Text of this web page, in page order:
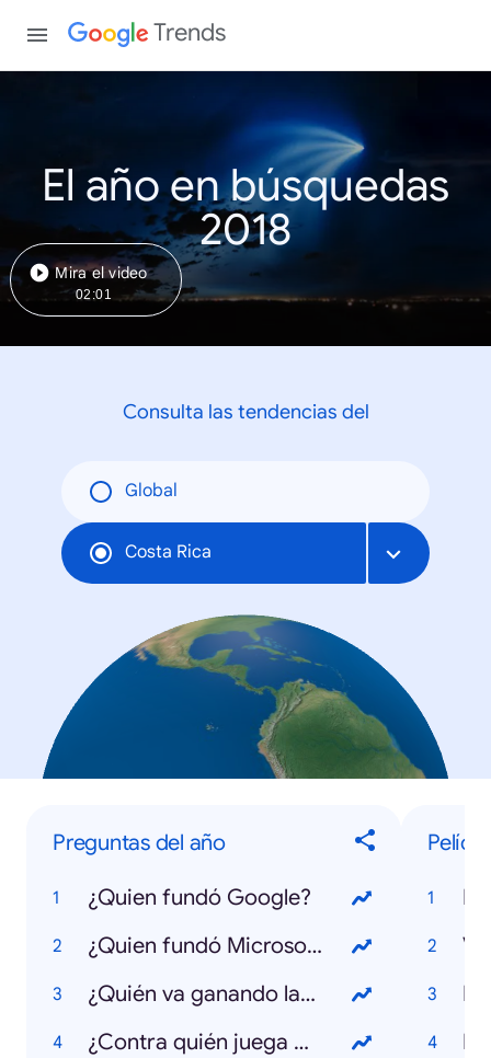
Trends
El año en búsquedas
2018
Mira el video
02:01
Consulta las tendencias del
Global
Costa Rica
Preguntas del año
¿Quien fundó Google?
¿Quien fundó Microsoft?
¿Quién va ganando las elecciones 2018?
¿Contra quién juega Costa Rica en el Mundial 2018?